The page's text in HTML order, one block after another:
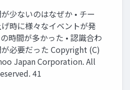
少ないのはなぜか • チー
時に様々なイベントが発
時間が多かった • 認識合わ
必要だった Copyright (C)
Japan Corporation. All
41